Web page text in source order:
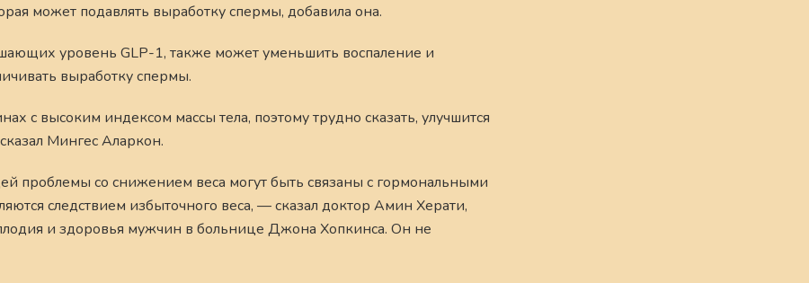
может подавлять выработку спермы, добавила она.
уровень GLP-1, также может уменьшить воспаление и
выработку спермы.
с высоким индексом массы тела, поэтому трудно сказать, улучшится
Мингес Аларкон.
проблемы со снижением веса могут быть связаны с гормональными
следствием избыточного веса, — сказал доктор Амин Херати,
и здоровья мужчин в больнице Джона Хопкинса. Он не